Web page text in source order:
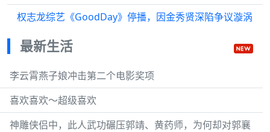
权志龙综艺《GoodDay》停播，因金秀贤深陷争议漩涡
最新生活
李云霄燕子娘冲击第二个电影奖项
喜欢喜欢～超级喜欢
神雕侠侣中，此人武功碾压郭靖、黄药师，为何却对郭襄